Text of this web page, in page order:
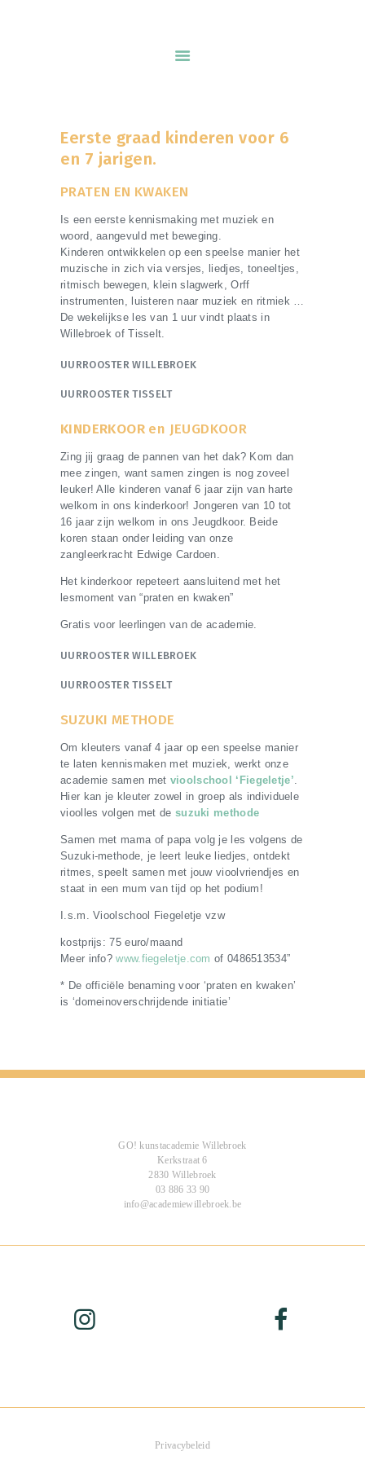
GO! kunstacademie Willebroek voor
ONZE VISIE
AANBOD
PRAKTISCHE INFORMATIE
KALENDER
INSCHRIJVEN
ONS TEAM
CONTACT
Eerste graad kinderen voor 6
en 7 jarigen.
PRATEN EN KWAKEN
Is een eerste kennismaking met muziek en
woord, aangevuld met beweging.
Kinderen ontwikkelen op een speelse manier het
muzische in zich via versjes, liedjes, toneeltjes,
ritmisch bewegen, klein slagwerk, Orff
instrumenten, luisteren naar muziek en ritmiek …
De wekelijkse les van 1 uur vindt plaats in
Willebroek of Tisselt.
UURROOSTER WILLEBROEK
UURROOSTER TISSELT
KINDERKOOR en JEUGDKOOR
Zing jij graag de pannen van het dak? Kom dan
mee zingen, want samen zingen is nog zoveel
leuker! Alle kinderen vanaf 6 jaar zijn van harte
welkom in ons kinderkoor! Jongeren van 10 tot
16 jaar zijn welkom in ons Jeugdkoor. Beide
koren staan onder leiding van onze
zangleerkracht Edwige Cardoen.
Het kinderkoor repeteert aansluitend met het
lesmoment van “praten en kwaken”
Gratis voor leerlingen van de academie.
UURROOSTER WILLEBROEK
UURROOSTER TISSELT
SUZUKI METHODE
Om kleuters vanaf 4 jaar op een speelse manier
te laten kennismaken met muziek, werkt onze
academie samen met vioolschool ‘Fiegeletje’.
Hier kan je kleuter zowel in groep als individuele
vioolles volgen met de suzuki methode
Samen met mama of papa volg je les volgens de
Suzuki-methode, je leert leuke liedjes, ontdekt
ritmes, speelt samen met jouw vioolvriendjes en
staat in een mum van tijd op het podium!
I.s.m. Vioolschool Fiegeletje vzw
kostprijs: 75 euro/maand
Meer info?www.fiegeletje.com of 0486513534”
* De officiële benaming voor ‘praten en kwaken’
is ‘domeinoverschrijdende initiatie’
GO! kunstacademie Willebroek
Kerkstraat 6
2830 Willebroek
03 886 33 90
info@academiewillebroek.be
Privacybeleid